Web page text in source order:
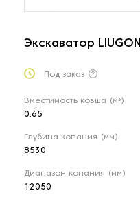
Экскаватор
Под заказ
Вместимость ковша (м³)
0.65
Глубина копания (мм)
8530
Диапазон копания (мм)
12050